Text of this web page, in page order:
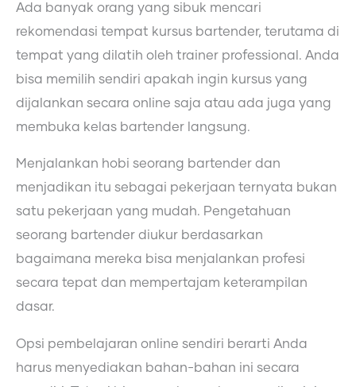
Ada banyak orang yang sibuk mencari
rekomendasi tempat kursus bartender, terutama di
tempat yang dilatih oleh trainer professional. Anda
bisa memilih sendiri apakah ingin kursus yang
dijalankan secara online saja atau ada juga yang
membuka kelas bartender langsung.
Menjalankan hobi seorang bartender dan
menjadikan itu sebagai pekerjaan ternyata bukan
satu pekerjaan yang mudah. Pengetahuan
seorang bartender diukur berdasarkan
bagaimana mereka bisa menjalankan profesi
secara tepat dan mempertajam keterampilan
dasar.
Opsi pembelajaran online sendiri berarti Anda
harus menyediakan bahan-bahan ini secara